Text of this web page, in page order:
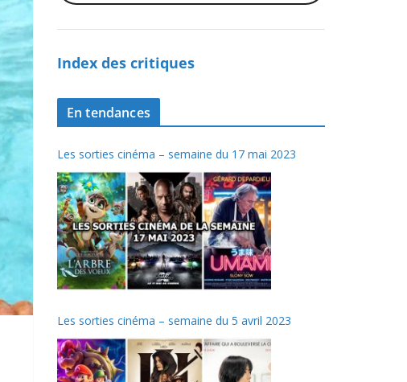
Index des critiques
En tendances
Les sorties cinéma – semaine du 17 mai 2023
Les sorties cinéma – semaine du 5 avril 2023